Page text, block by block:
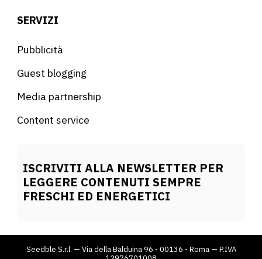
SERVIZI
Pubblicità
Guest blogging
Media partnership
Content service
ISCRIVITI ALLA NEWSLETTER PER
LEGGERE CONTENUTI SEMPRE
FRESCHI ED ENERGETICI
Seedble S.r.l. — Via della Balduina 96 - 00136 - Roma — P.IVA